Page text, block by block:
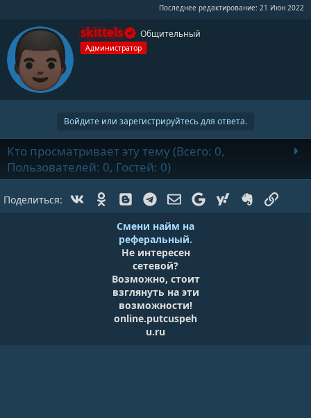
Последнее редактирование: 21 Июн 2022
А
в
т
skittels Общительный
Администратор
Войдите или зарегистрируйтесь для ответа.
Кто просматривает эту тему (Всего: 0,
Пользователей: 0, Гостей: 0)
Поделиться: Vk Ok BloggerTelegramЭлектронная почта
GoogleYahoo Evernote
Смени найм на
реферальный.
Не интересен
сетевой?
Возможно, стоит
взглянуть на эти
возможности!
online.putcuspeh
u.ru